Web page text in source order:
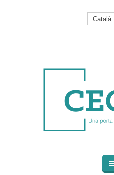
Català